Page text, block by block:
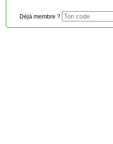
Déjà membre ?